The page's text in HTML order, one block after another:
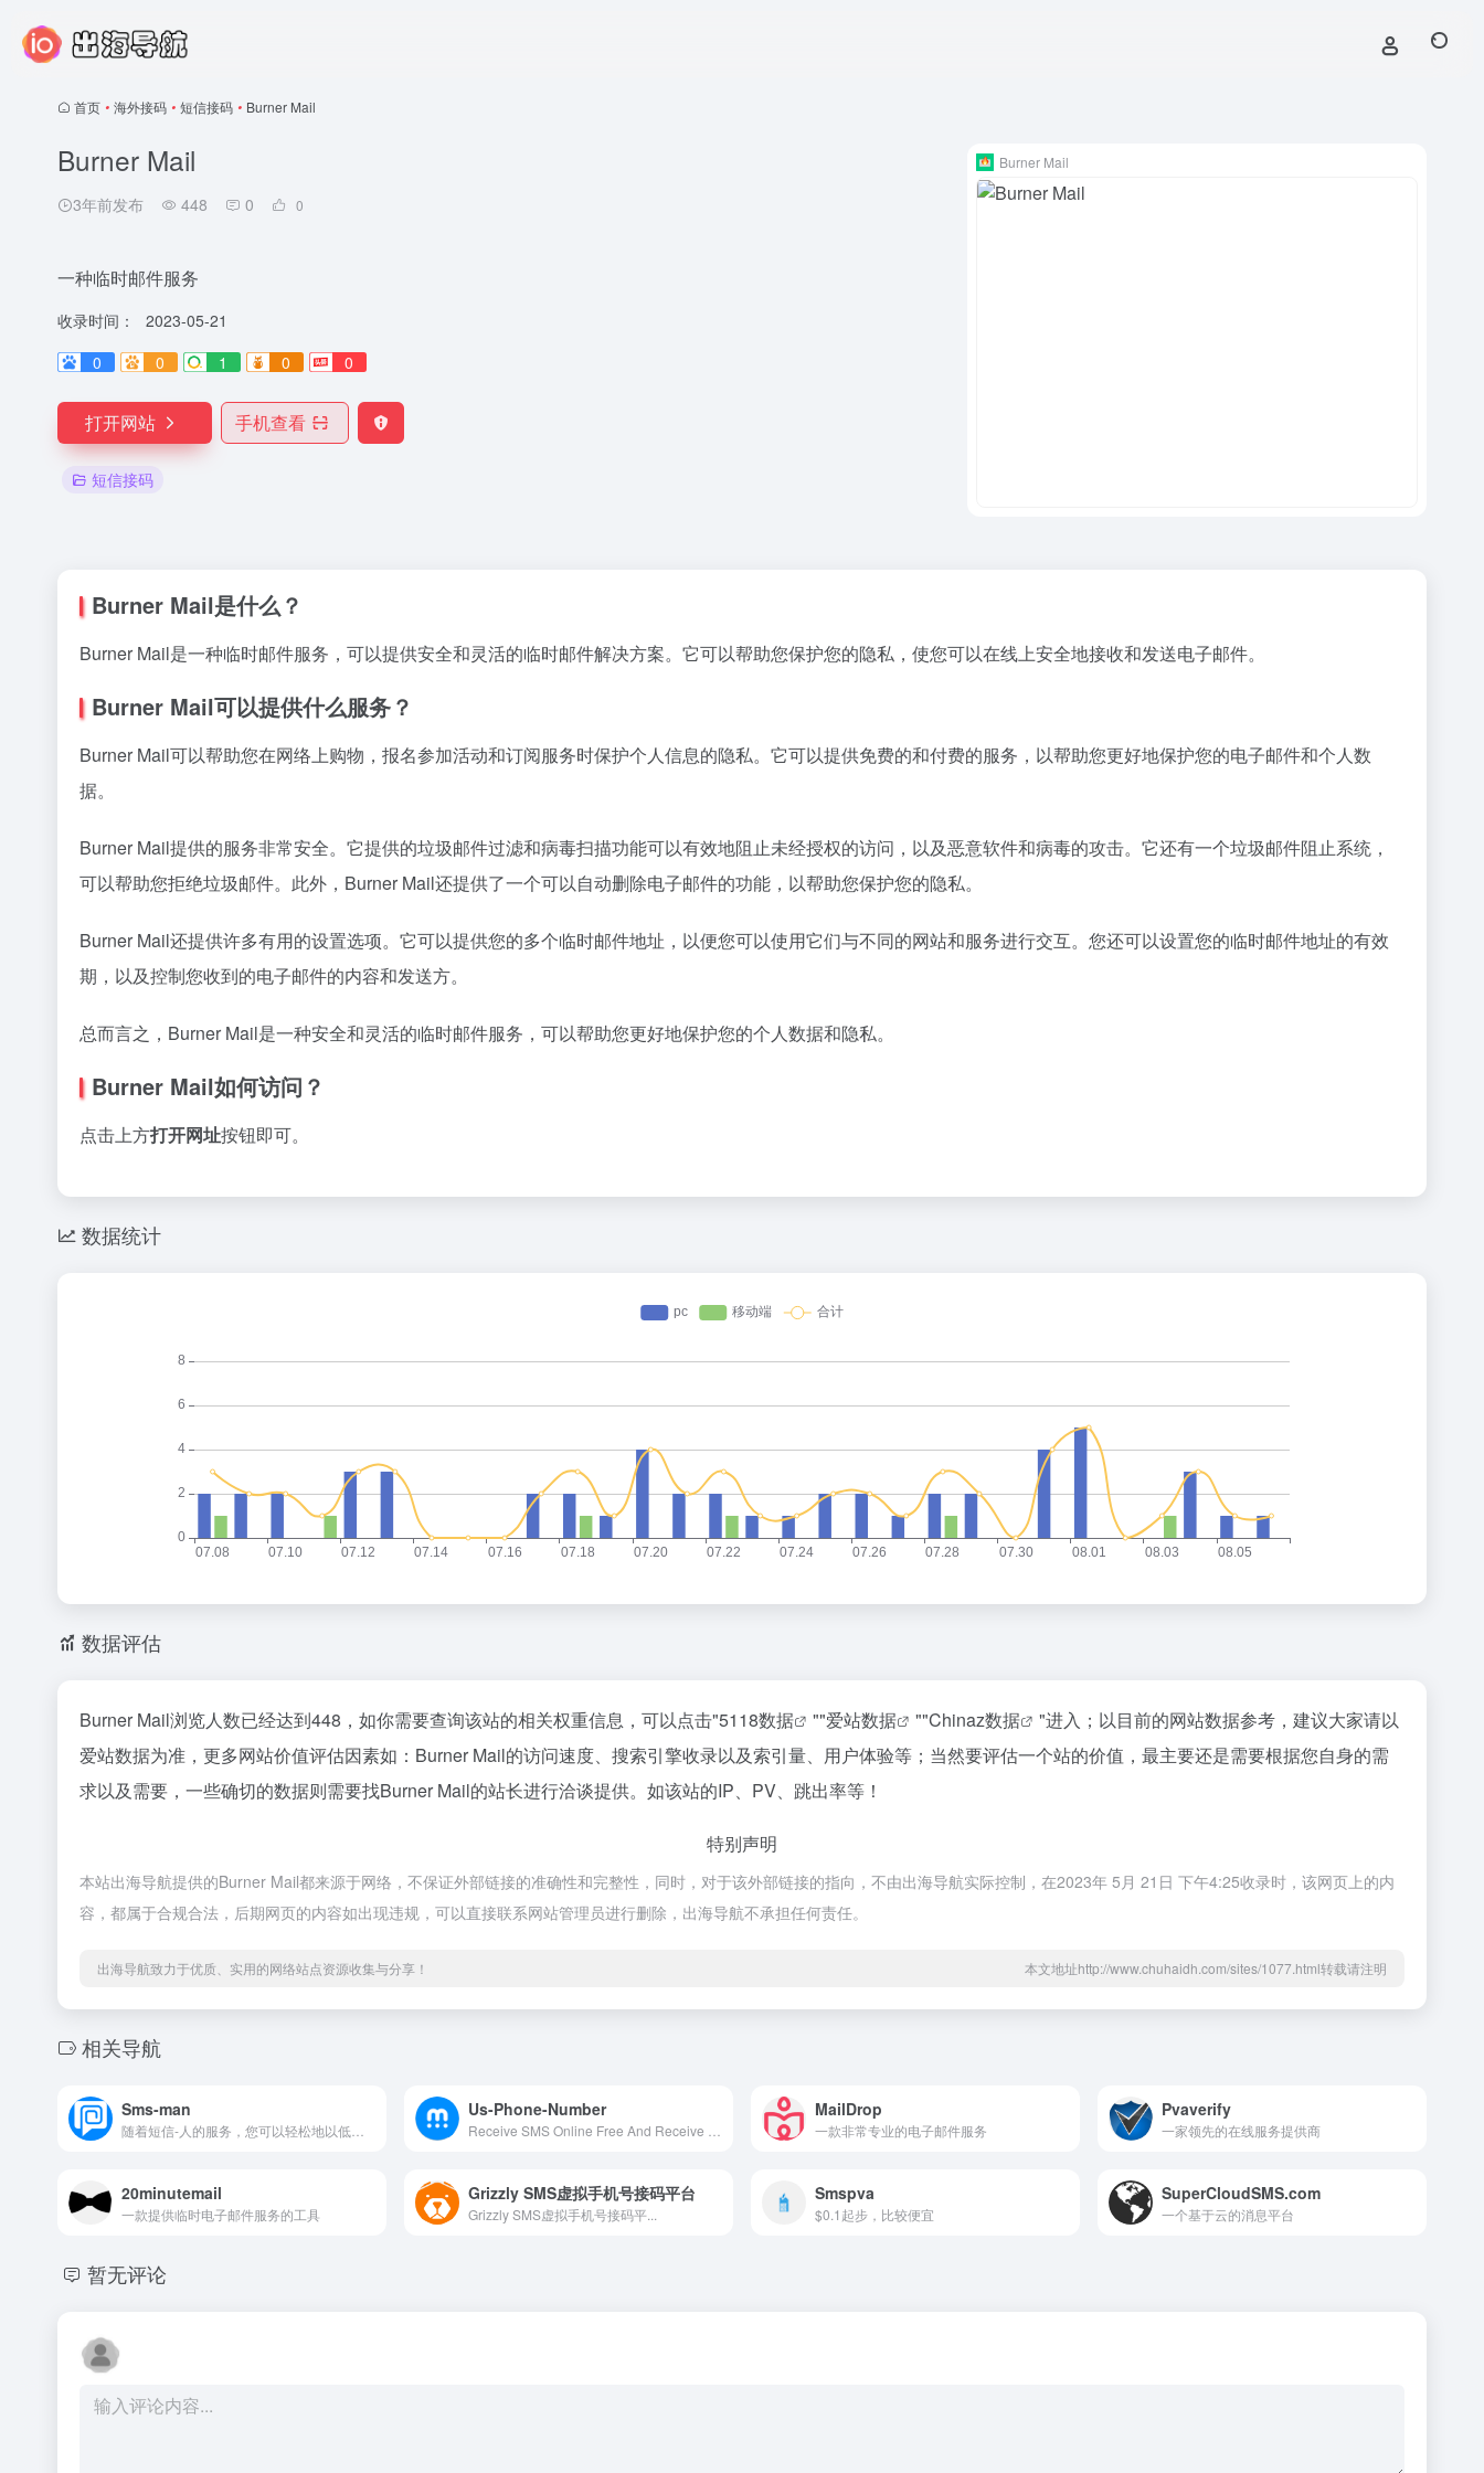
首页 • 海外接码 • 短信接码 • Burner Mail
Burner Mail
3年前发布 448 0 0
一种临时邮件服务
收录时间：
2023-05-21
0
0 1 0 0
打开网站 手机查看
短信接码
Burner Mail
Burner Mail是什么？
Burner Mail是一种临时邮件服务，可以提供安全和灵活的临时邮件解决方案。它可以帮助您保护您的隐私，使您可以在线上安全地接收和发送电子邮件。
Burner Mail可以提供什么服务？
Burner Mail可以帮助您在网络上购物，报名参加活动和订阅服务时保护个人信息的隐私。它可以提供免费的和付费的服务，以帮助您更好地保护您的电子邮件和个人数
据。
Burner Mail提供的服务非常安全。它提供的垃圾邮件过滤和病毒扫描功能可以有效地阻止未经授权的访问，以及恶意软件和病毒的攻击。它还有一个垃圾邮件阻止系统，
可以帮助您拒绝垃圾邮件。此外，Burner Mail还提供了一个可以自动删除电子邮件的功能，以帮助您保护您的隐私。
Burner Mail还提供许多有用的设置选项。它可以提供您的多个临时邮件地址，以便您可以使用它们与不同的网站和服务进行交互。您还可以设置您的临时邮件地址的有效
期，以及控制您收到的电子邮件的内容和发送方。
总而言之，Burner Mail是一种安全和灵活的临时邮件服务，可以帮助您更好地保护您的个人数据和隐私。
Burner Mail如何访问？
点击上方打开网址按钮即可。
数据统计
数据评估
Burner Mail浏览人数已经达到448，如你需要查询该站的相关权重信息，可以点击"5118数据 ""爱站数据 ""Chinaz数据
"进入；以目前的网站数据参考，建议大家请以
爱站数据为准，更多网站价值评估因素如：Burner Mail的访问速度、搜索引擎收录以及索引量、用户体验等；当然要评估一个站的价值，最主要还是需要根据您自身的需
求以及需要，一些确切的数据则需要找Burner Mail的站长进行洽谈提供。如该站的IP、PV、跳出率等！
特别声明
本站出海导航提供的Burner Mail都来源于网络，不保证外部链接的准确性和完整性，同时，对于该外部链接的指向，不由出海导航实际控制，在2023年 5月 21日 下午4:25收录时，该网页上的内
容，都属于合规合法，后期网页的内容如出现违规，可以直接联系网站管理员进行删除，出海导航不承担任何责任。
出海导航致力于优质、实用的网络站点资源收集与分享！ 本文地址http://www.chuhaidh.com/sites/1077.html转载请注明
相关导航
Sms-man Us-Phone-Number MailDrop
一款非常专业的电子邮件服务
Pvaverify
一家领先的在线服务提供商
20minutemail
一款提供临时电子邮件服务的工具
Grizzly SMS虚拟手机号接码平台
Grizzly SMS虚拟手机号接码平...
Smspva
$0.1起步，比较便宜
SuperCloudSMS.com
一个基于云的消息平台
暂无评论